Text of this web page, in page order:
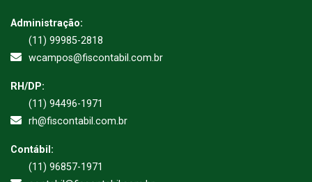
Administração:
(11) 99985-2818
wcampos@fiscontabil.com.br
RH/DP:
(11) 94496-1971
rh@fiscontabil.com.br
Contábil:
(11) 96857-1971